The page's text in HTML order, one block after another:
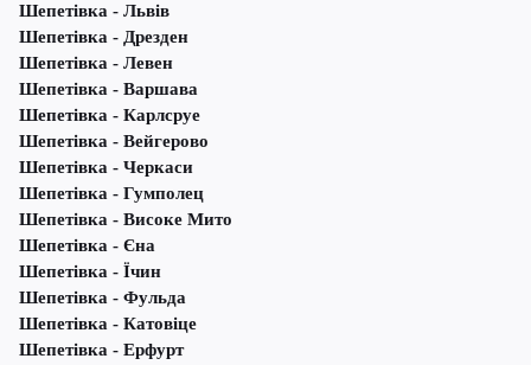
Шепетівка - Львів
Шепетівка - Дрезден
Шепетівка - Левен
Шепетівка - Варшава
Шепетівка - Карлсруе
Шепетівка - Вейгерово
Шепетівка - Черкаси
Шепетівка - Гумполец
Шепетівка - Високе Мито
Шепетівка - Єна
Шепетівка - Їчин
Шепетівка - Фульда
Шепетівка - Катовіце
Шепетівка - Ерфурт